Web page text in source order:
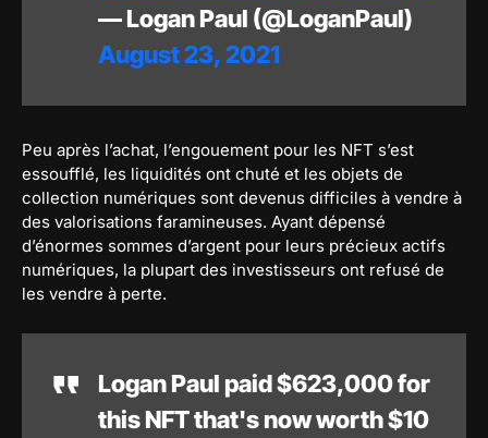
— Logan Paul (@LoganPaul)
August 23, 2021
Peu après l’achat, l’engouement pour les NFT s’est
essoufflé, les liquidités ont chuté et les objets de
collection numériques sont devenus difficiles à vendre à
des valorisations faramineuses. Ayant dépensé
d’énormes sommes d’argent pour leurs précieux actifs
numériques, la plupart des investisseurs ont refusé de
les vendre à perte.
Logan Paul paid $623,000 for
this NFT that's now worth $10